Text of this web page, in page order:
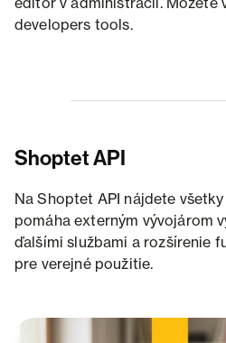
developers tools.
Shoptet API
Na Shoptet API nájdete všetky
pomáha externým vývojárom
ďalšími službami a rozšírenie
pre verejné použitie.